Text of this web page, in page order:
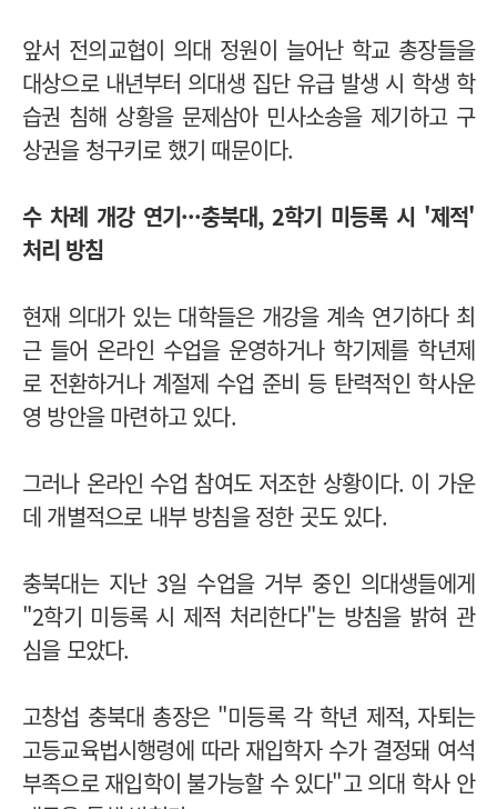
앞서 전의교협이 의대 정원이 늘어난 학교 총장들을
대상으로 내년부터 의대생 집단 유급 발생 시 학생 학
습권 침해 상황을 문제삼아 민사소송을 제기하고 구
상권을 청구키로 했기 때문이다.
수 차례 개강 연기···충북대, 2학기 미등록 시 '제적'
처리 방침
현재 의대가 있는 대학들은 개강을 계속 연기하다 최
근 들어 온라인 수업을 운영하거나 학기제를 학년제
로 전환하거나 계절제 수업 준비 등 탄력적인 학사운
영 방안을 마련하고 있다.
그러나 온라인 수업 참여도 저조한 상황이다. 이 가운
데 개별적으로 내부 방침을 정한 곳도 있다.
충북대는 지난 3일 수업을 거부 중인 의대생들에게
"2학기 미등록 시 제적 처리한다"는 방침을 밝혀 관
심을 모았다.
고창섭 충북대 총장은 "미등록 각 학년 제적, 자퇴는
고등교육법시행령에 따라 재입학자 수가 결정돼 여석
부족으로 재입학이 불가능할 수 있다"고 의대 학사 안